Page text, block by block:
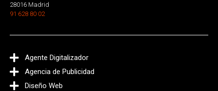
28016 Madrid
91 628 80 02
Agente Digitalizador
Agencia de Publicidad
Diseño Web